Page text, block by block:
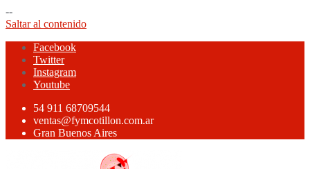
--
Saltar al contenido
Facebook
Twitter
Instagram
Youtube
54 911 68709544
ventas@fymcotillon.com.ar
Gran Buenos Aires